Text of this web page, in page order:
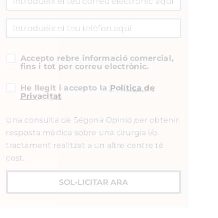
Accepto rebre informació comercial,
fins i tot per correu electrònic.
He llegit i accepto la Política de
Privacitat
Una consulta de Segona Opinió per obtenir
resposta mèdica sobre una cirurgia i/o
tractament realitzat a un altre centre té
cost.
SOL•LICITAR ARA